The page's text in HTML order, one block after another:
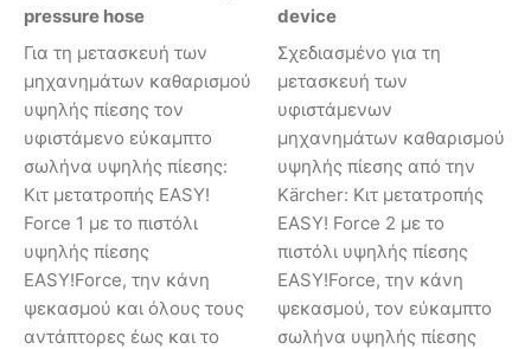
pressure hose
Για τη μετασκευή των
μηχανημάτων καθαρισμού
υψηλής πίεσης τον
υφιστάμενο εύκαμπτο
σωλήνα υψηλής πίεσης:
Κιτ μετατροπής EASY!
Force 1 με το πιστόλι
υψηλής πίεσης
EASY!Force, την κάνη
ψεκασμού και όλους τους
αντάπτορες έως και το
device
Σχεδιασμένο για τη
μετασκευή των
υφιστάμενων
μηχανημάτων καθαρισμού
υψηλής πίεσης από την
Kärcher: Κιτ μετατροπής
EASY! Force 2 με το
πιστόλι υψηλής πίεσης
EASY!Force, την κάνη
ψεκασμού, τον εύκαμπτο
σωλήνα υψηλής πίεσης